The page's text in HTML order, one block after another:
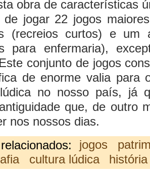
obra de características
de jogar 22 jogos
(recreios curtos) e um
para enfermaria),
conjunto de jogos
de enorme valia para
no nosso país, já
que, de outro
nos nossos dias.
jogos
cultura lúdica